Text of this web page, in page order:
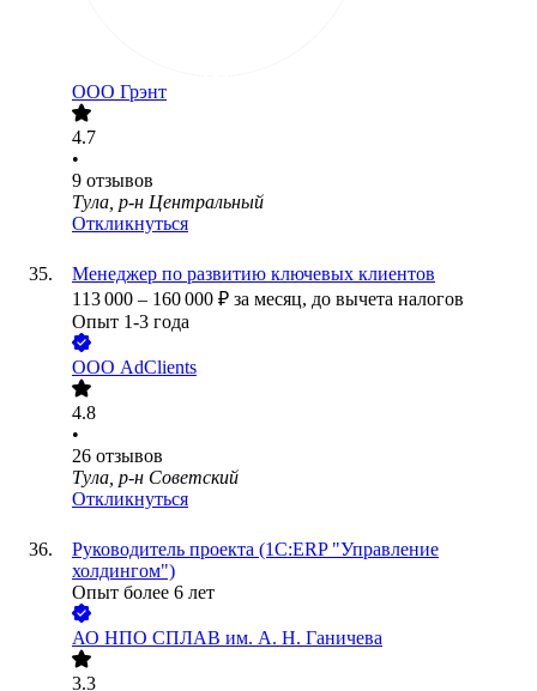
ООО Грэнт
4.7
•
9 отзывов
Тула, р-н Центральный
Откликнуться
Менеджер по развитию ключевых клиентов
113 000 – 160 000 ₽ за месяц, до вычета налогов
Опыт 1-3 года
ООО AdClients
4.8
•
26 отзывов
Тула, р-н Советский
Откликнуться
Руководитель проекта (1С:ERP "Управление
холдингом")
Опыт более 6 лет
АО НПО СПЛАВ им. А. Н. Ганичева
3.3